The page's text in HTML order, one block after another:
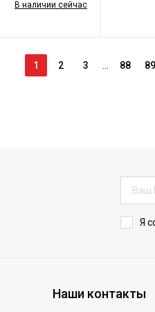
В наличии сейчас
1 2 3 88 89
Я
Наши контакты